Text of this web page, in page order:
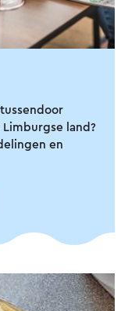
land?
en